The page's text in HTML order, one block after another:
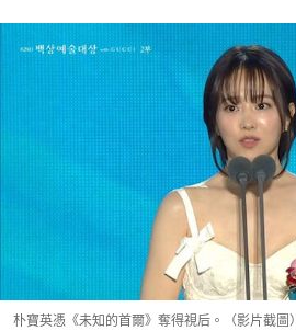
朴寶英憑《未知的首爾》奪得視后。（影片截圖）